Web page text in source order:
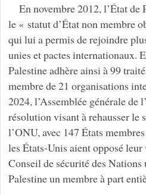
En novembre 2012, l’État de
le « statut d’État non membre
qui lui a permis de rejoindre
unies et pactes internationaux.
Palestine adhère ainsi à 99
membre de 21 organisations
2024, l’Assemblée générale de
résolution visant à rehausser le
l’ONU, avec 147 États
les États-Unis aient opposé
Conseil de sécurité des
Palestine un membre à part